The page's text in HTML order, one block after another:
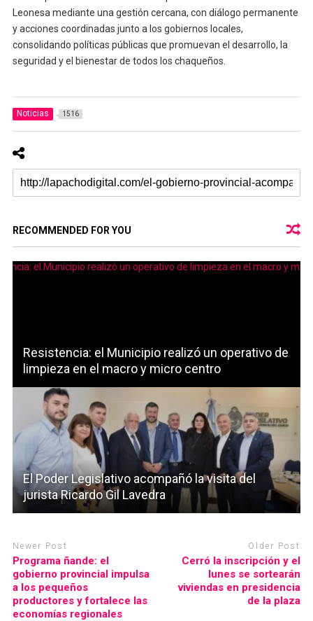
Leonesa mediante una gestión cercana, con diálogo permanente
y acciones coordinadas junto a los gobiernos locales,
consolidando políticas públicas que promuevan el desarrollo, la
seguridad y el bienestar de todos los chaqueños.
Noticias 1516
RECOMMENDED FOR YOU
Resistencia: el Municipio realizó un operativo de
limpieza en el macro y micro centro
El Poder Legislativo acompañó la visita del
jurista Ricardo Gil Lavedra
Newer Post
Programa ñande: el
gobierno provincial impulsa
a los pequeños
productores y fortalece las
economías regionales
Older Post
Cerró la inscripción y el
lunes se sortearán
viviendas en presidencia
de la plaza